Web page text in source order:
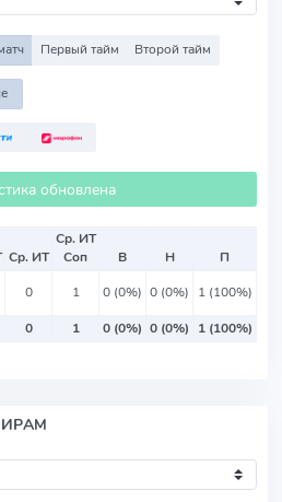
Первый тайм Второй тайм
обновлена
Ср. ИТ
Ср. ИТ
Соп
В Н
П
0 1 0 (0%) 0 (0%) 1 (100%)
0 1 0 (0%) 0 (0%) 1 (100%)